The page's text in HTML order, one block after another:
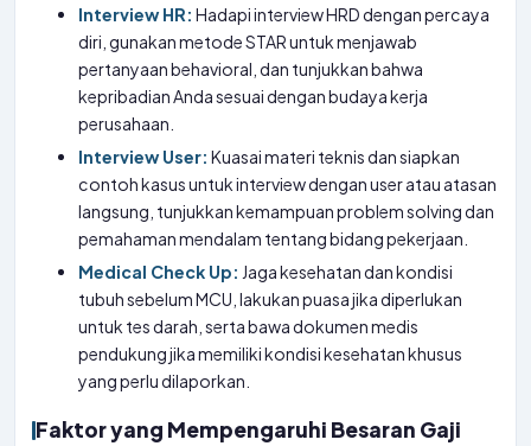
Interview HR: Hadapi interview HRD dengan percaya
diri, gunakan metode STAR untuk menjawab
pertanyaan behavioral, dan tunjukkan bahwa
kepribadian Anda sesuai dengan budaya kerja
perusahaan.
Interview User: Kuasai materi teknis dan siapkan
contoh kasus untuk interview dengan user atau atasan
langsung, tunjukkan kemampuan problem solving dan
pemahaman mendalam tentang bidang pekerjaan.
Medical Check Up: Jaga kesehatan dan kondisi
tubuh sebelum MCU, lakukan puasa jika diperlukan
untuk tes darah, serta bawa dokumen medis
pendukung jika memiliki kondisi kesehatan khusus
yang perlu dilaporkan.
Faktor yang Mempengaruhi Besaran Gaji